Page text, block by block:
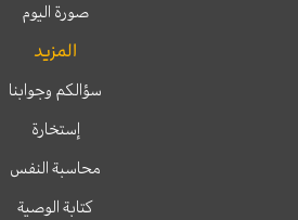
صورة اليوم
المزيد
سؤالكم وجوابنا
إستخارة
محاسبة النفس
كتابة الوصية